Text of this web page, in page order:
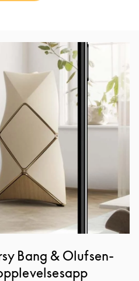
Bang & Olufsen-